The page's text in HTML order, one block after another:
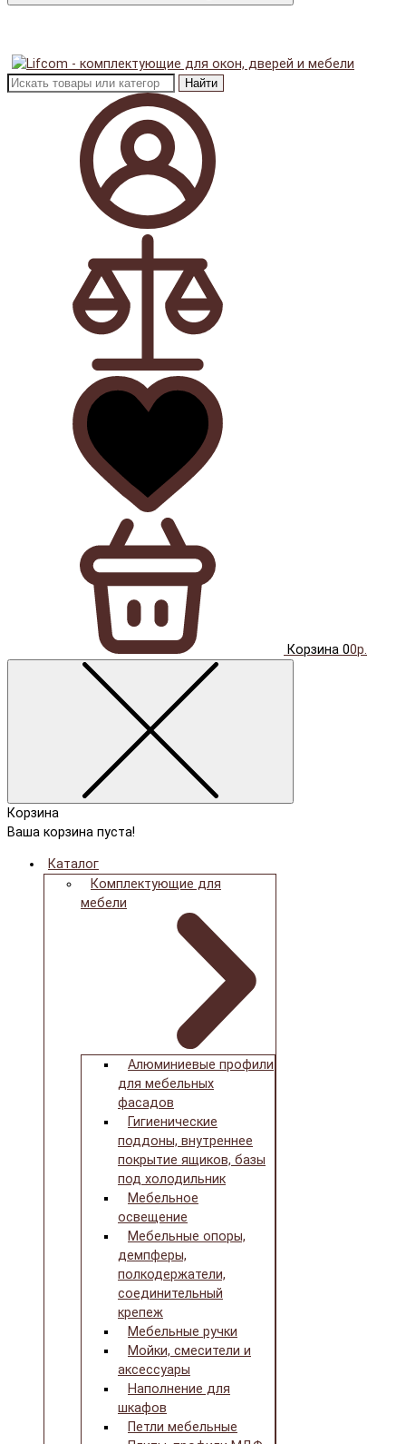
Найти
Корзина 00р.
Корзина
Ваша корзина пуста!
Каталог
Комплектующие для
мебели
Алюминиевые профили
для мебельных
фасадов
Гигиенические
поддоны, внутреннее
покрытие ящиков, базы
под холодильник
Мебельное
освещение
Мебельные опоры,
демпферы,
полкодержатели,
соединительный
крепеж
Мебельные ручки
Мойки, смесители и
аксессуары
Наполнение для
шкафов
Петли мебельные